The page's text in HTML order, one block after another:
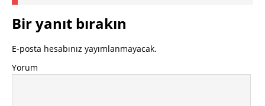
Bir yanıt bırakın
E-posta hesabınız yayımlanmayacak.
Yorum